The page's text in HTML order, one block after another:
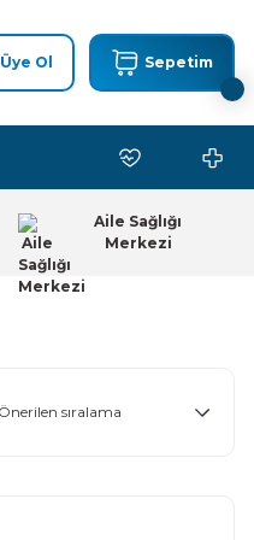
Üye Ol Sepetim
Aile Sağlığı
Merkezi